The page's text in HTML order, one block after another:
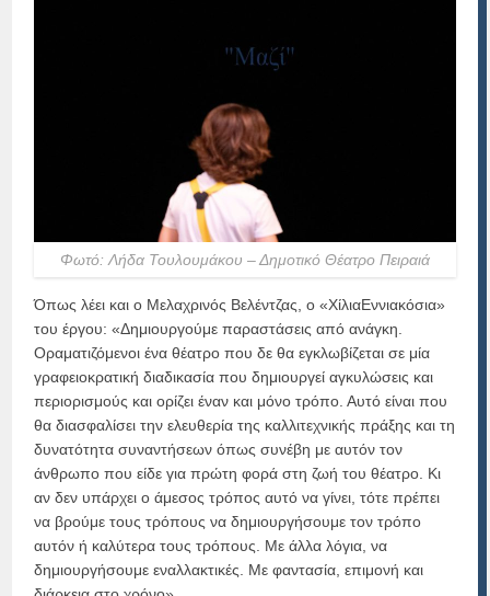
Φωτό: Λήδα Τουλουμάκου – Δημοτικό Θέατρο Πειραιά
Όπως λέει και ο Μελαχρινός Βελέντζας, ο «ΧίλιαΕννιακόσια»
του έργου: «Δημιουργούμε παραστάσεις από ανάγκη.
Οραματιζόμενοι ένα θέατρο που δε θα εγκλωβίζεται σε μία
γραφειοκρατική διαδικασία που δημιουργεί αγκυλώσεις και
περιορισμούς και ορίζει έναν και μόνο τρόπο. Αυτό είναι που
θα διασφαλίσει την ελευθερία της καλλιτεχνικής πράξης και τη
δυνατότητα συναντήσεων όπως συνέβη με αυτόν τον
άνθρωπο που είδε για πρώτη φορά στη ζωή του θέατρο. Κι
αν δεν υπάρχει ο άμεσος τρόπος αυτό να γίνει, τότε πρέπει
να βρούμε τους τρόπους να δημιουργήσουμε τον τρόπο
αυτόν ή καλύτερα τους τρόπους. Με άλλα λόγια, να
δημιουργήσουμε εναλλακτικές. Με φαντασία, επιμονή και